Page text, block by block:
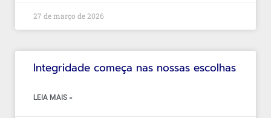
27 de março de 2026
Integridade começa nas nossas escolhas
LEIA MAIS »